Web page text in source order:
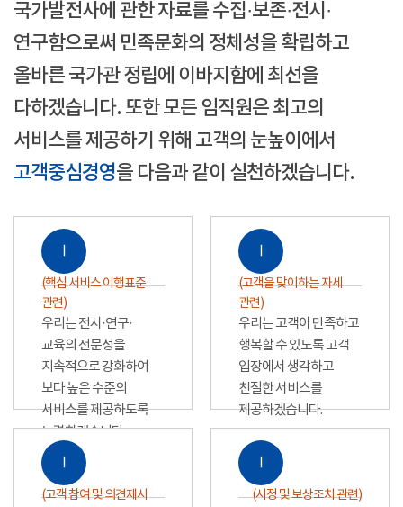
국가발전사에 관한 자료를 수집·보존·전시·
연구함으로써 민족문화의 정체성을 확립하고
올바른 국가관 정립에 이바지함에 최선을
다하겠습니다. 또한 모든 임직원은 최고의
서비스를 제공하기 위해 고객의 눈높이에서
고객중심경영을 다음과 같이 실천하겠습니다.
Ⅰ
(핵심 서비스 이행표준
관련)
우리는 전시·연구·
교육의 전문성을
지속적으로 강화하여
보다 높은 수준의
서비스를 제공하도록
노력하겠습니다.
Ⅰ
(고객을 맞이하는 자세
관련)
우리는 고객이 만족하고
행복할 수 있도록 고객
입장에서 생각하고
친절한 서비스를
제공하겠습니다.
Ⅰ
(고객 참여 및 의견제시
Ⅰ
(시정 및 보상조치 관련)